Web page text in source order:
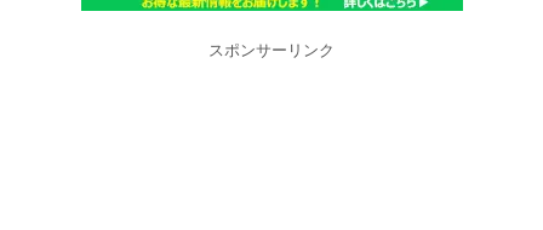
スポンサーリンク